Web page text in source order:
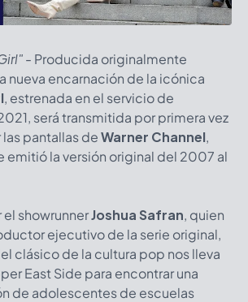
- Producida originalmente
nueva encarnación de la icónica
, estrenada en el servicio de
será transmitida por primera vez
pantallas deWarner Channel,
emitió la versión original del 2007 al
showrunnerJoshua Safran, quien
ejecutivo de la serie original,
clásico de la cultura pop nos lleva
East Side para encontrar una
de adolescentes de escuelas